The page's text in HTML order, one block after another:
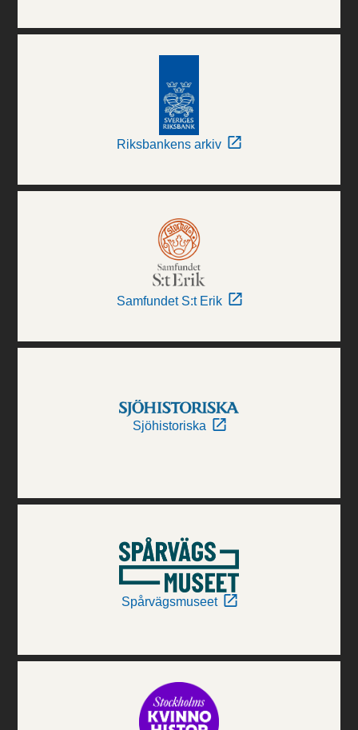
Riksbankens arkiv
Samfundet S:t Erik
Sjöhistoriska
Spårvägsmuseet